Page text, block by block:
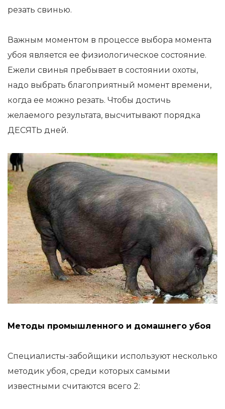
резать свинью.
Важным моментом в процессе выбора момента
убоя является ее физиологическое состояние.
Ежели свинья пребывает в состоянии охоты,
надо выбрать благоприятный момент времени,
когда ее можно резать. Чтобы достичь
желаемого результата, высчитывают порядка
ДЕСЯТЬ дней.
Методы промышленного и домашнего убоя
Специалисты-забойщики используют несколько
методик убоя, среди которых самыми
известными считаются всего 2: